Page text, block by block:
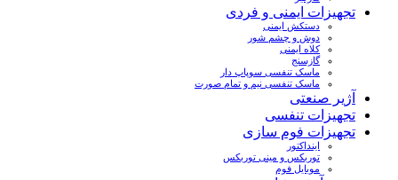
تجهیزات ایمنی و فردی
دستکش ایمنی
دوش و چشم شور
کلاه ایمنی
گازسنج
ماسک تنفسی سوپاپ دار
ماسک تنفسی نیم و تمام صورت
آژیر صنعتی
تجهیزات تنفسی
تجهیزات فوم سازی
اینداکتور
توربکس و مینی توربکس
موبایل فوم